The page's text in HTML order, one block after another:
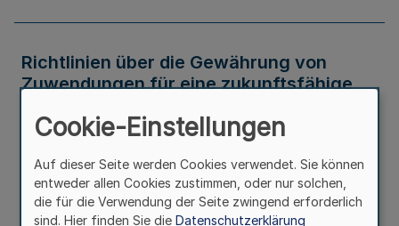
Richtlinien über die Gewährung von
Zuwendungen für eine zukunftsfähige
Nordrhein-Westfalen
In Kraft
Verwaltungsvorschrift
Cookie-Einstellungen
Auf dieser Seite werden Cookies verwendet. Sie können
entweder allen Cookies zustimmen, oder nur solchen,
die für die Verwendung der Seite zwingend erforderlich
sind. Hier finden Sie die Datenschutzerklärung